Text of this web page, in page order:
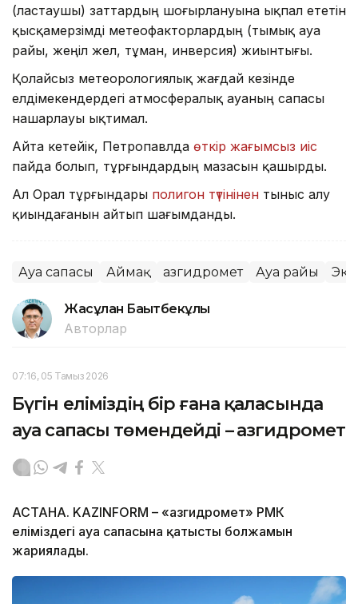
(ластаушы) заттардың шоғырлануына ықпал ететін
қысқамерзімді метеофакторлардың (тымық ауа
райы, жеңіл жел, тұман, инверсия) жиынтығы.
Қолайсыз метеорологиялық жағдай кезінде
елдімекендердегі атмосфералық ауаның сапасы
нашарлауы ықтимал.
Айта кетейік, Петропавлда өткір жағымсыз иіс
пайда болып, тұрғындардың мазасын қашырды.
Ал Орал тұрғындары полигон түтінінен тыныс алу
қиындағанын айтып шағымданды.
Ауа сапасы Аймақ Қазгидромет Ауа райы
Жасұлан Бақытбекұлы
Авторлар
07:16, 05 Тамыз 2026
Бүгін еліміздің бір ғана қаласында
ауа сапасы төмендейді – Қазгидромет
АСТАНА. KAZINFORM – «Қазгидромет» РМК
еліміздегі ауа сапасына қатысты болжамын
жариялады.